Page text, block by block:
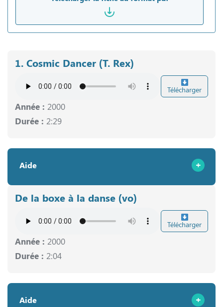
1. Cosmic Dancer (T. Rex)
Télécharger
Année : 2000
Durée : 2:29
Aide
De la boxe à la danse (vo)
Télécharger
Année : 2000
Durée : 2:04
Aide